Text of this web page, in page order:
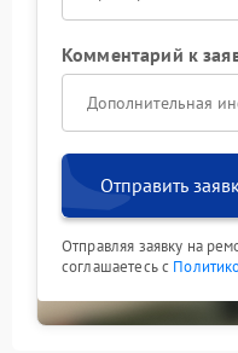
Комментарий к
Отправить
Отправляя заявку на
соглашаетесь с